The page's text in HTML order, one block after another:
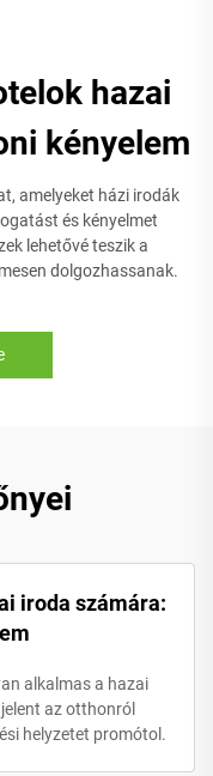
hazai
kényelem
amelyeket házi irodák
és kényelmet
lehetővé teszik a
dolgozhassanak.
iroda számára:
alkalmas a hazai
az otthonról
helyzetet promótol.